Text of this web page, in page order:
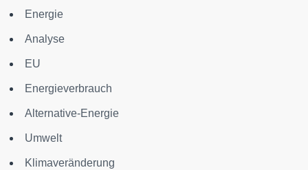
Energie
Analyse
EU
Energieverbrauch
Alternative-Energie
Umwelt
Klimaveränderung